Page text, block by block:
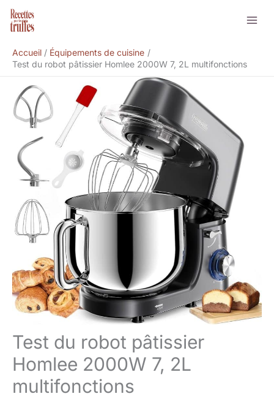
Aller
Accueil
Équipements de cuisine
Test du robot pâtissier Homlee 2000W 7, 2L multifonctions
Test du robot pâtissier
Homlee 2000W 7, 2L
multifonctions
Rechercher